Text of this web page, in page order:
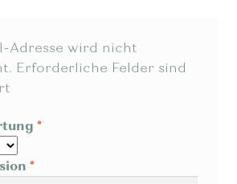
Adresse wird nicht
Erforderliche Felder sind
*
*